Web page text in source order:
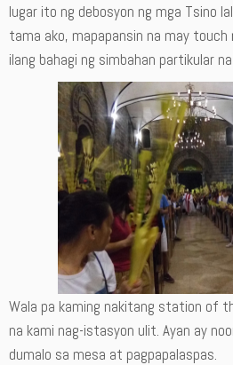
lugar ito ng debosyon ng mga Tsino
tama ako, mapapansin na may touch
ilang bahagi ng simbahan partikular
Wala pa kaming nakitang station of
na kami nag-istasyon ulit. Ayan ay
dumalo sa mesa at pagpapalaspas.